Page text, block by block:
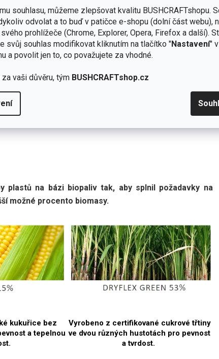
souhlasu, můžeme zlepšovat kvalitu BUSHCRAFTshopu.
odvolat a to buď v patičce e-shopu (dolní část webu),
prohlížeče (Chrome, Explorer, Opera, Firefox a další).
svůj souhlas modifikovat kliknutím na tlačítko "Nastavení"
a povolit jen to, co považujete za vhodné.
za vaši důvěru, tým BUSHCRAFTshop.cz
plastů na bázi biopaliv tak, aby splnil požadavky na
možné procento biomasy.
kukuřice bez
a tepelnou
Vyrobeno z certifikované cukrové třtiny
ve dvou různých hustotách pro pevnost
a tvrdost.